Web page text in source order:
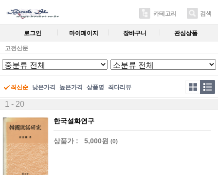
카테고리 검색
로그인 마이페이지 장바구니 관심상품
고전산문
최신순 낮은가격 높은가격 상품명 최다리뷰
1 - 20
한국설화연구
상품가 : 5,000원 (0)